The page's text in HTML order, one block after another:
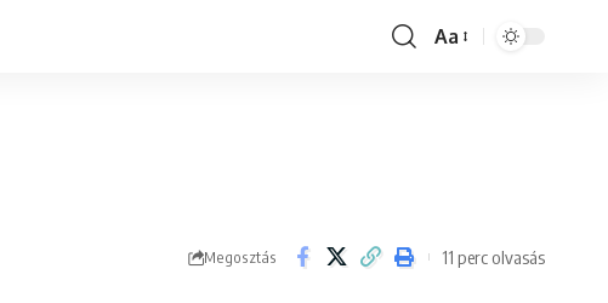
Font
Aa
Megosztás 11 perc olvasás